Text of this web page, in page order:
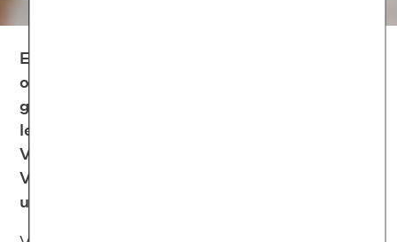
Egal, ob in der Familie, in der Partnerschaft
oder im Freundeskreis: Niemand möchte
geliebte Menschen verlieren. Einige Menschen
leiden jedoch besonders stark an
Verlustangst, du auch? Hier erfährst du, wie
Verlustangst entsteht – und was du dagegen
unternehmen kannst.